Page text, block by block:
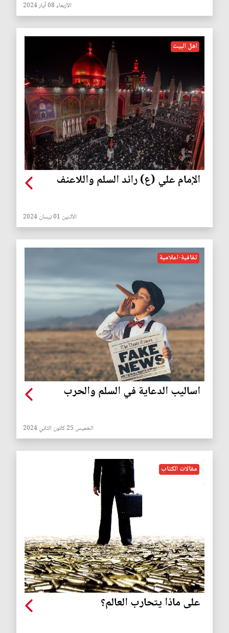
الأربعاء 08 آيار 2024
اهل البيت
الإمام علي (ع) رائد السلم واللاعنف
الأثنين 01 نيسان 2024
ثقافية-اعلامية
اساليب الدعاية في السلم والحرب
الخميس 25 كانون الثاني 2024
مقالات الكتاب
على ماذا يتحارب العالم؟